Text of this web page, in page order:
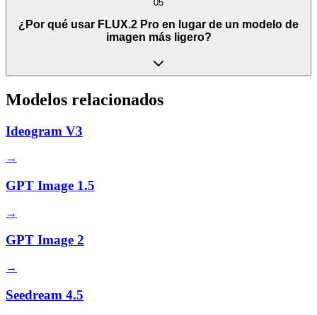
05
¿Por qué usar FLUX.2 Pro en lugar de un modelo de
imagen más ligero?
Modelos relacionados
Ideogram V3
→
GPT Image 1.5
→
GPT Image 2
→
Seedream 4.5